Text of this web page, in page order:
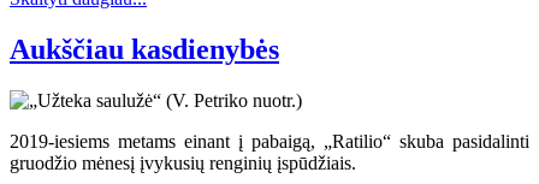
Aukščiau kasdienybės
2019-iesiems metams einant į pabaigą, „Ratilio“ skuba pasidalinti
gruodžio mėnesį įvykusių renginių įspūdžiais.